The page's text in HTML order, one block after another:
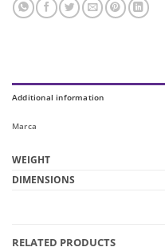
Additional information
Marca
WEIGHT
DIMENSIONS
RELATED PRODUCTS